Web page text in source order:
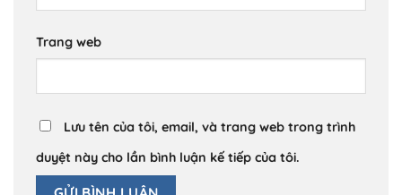
Trang web
Lưu tên của tôi, email, và trang web trong trình
duyệt này cho lần bình luận kế tiếp của tôi.